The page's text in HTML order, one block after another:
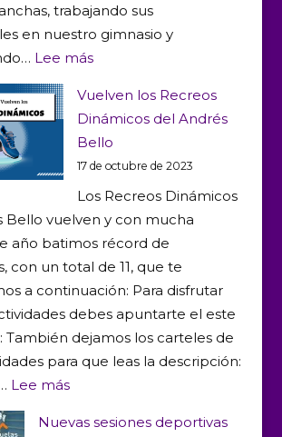
trabajando sus
en nuestro gimnasio y
Lee más:
terroríficas
clases
de
Educación
Física
Vuelven los Recreos
Dinámicos del Andrés
Bello
17 de octubre de 2023
Los Recreos Dinámicos
Bello vuelven y con mucha
año batimos récord de
con un total de 11, que te
a continuación: Para disfrutar
debes apuntarte el este
También dejamos los carteles de
para que leas la descripción:
Lee más:
los
Nuevas sesiones deportivas